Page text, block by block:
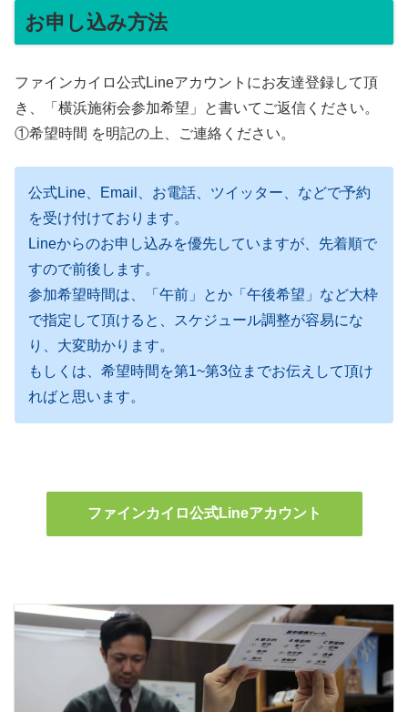
お申し込み方法
ファインカイロ公式Lineアカウントにお友達登録して頂
き、「横浜施術会参加希望」と書いてご返信ください。
①希望時間 を明記の上、ご連絡ください。
公式Line、Email、お電話、ツイッター、などで予約
を受け付けております。
Lineからのお申し込みを優先していますが、先着順で
すので前後します。
参加希望時間は、「午前」とか「午後希望」など大枠
で指定して頂けると、スケジュール調整が容易にな
り、大変助かります。
もしくは、希望時間を第1~第3位までお伝えして頂け
ればと思います。
ファインカイロ公式Lineアカウント